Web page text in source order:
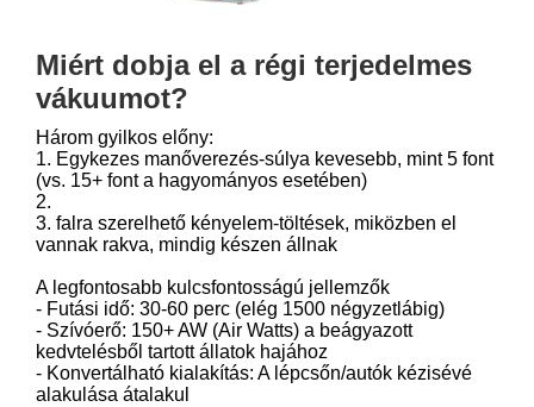
Miért dobja el a régi terjedelmes
vákuumot?
Három gyilkos előny:
1. Egykezes manőverezés-súlya kevesebb, mint 5 font
(vs. 15+ font a hagyományos esetében)
2.
3. falra szerelhető kényelem-töltések, miközben el
vannak rakva, mindig készen állnak
A legfontosabb kulcsfontosságú jellemzők
- Futási idő: 30-60 perc (elég 1500 négyzetlábig)
- Szívóerő: 150+ AW (Air Watts) a beágyazott
kedvtelésből tartott állatok hajához
- Konvertálható kialakítás: A lépcsőn/autók kézisévé
alakulása átalakul